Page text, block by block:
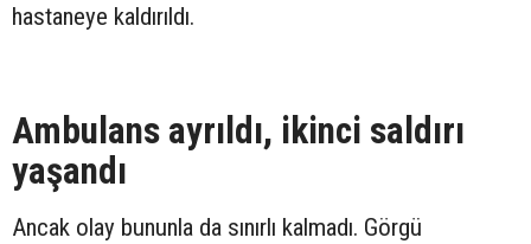
hastaneye kaldırıldı.
Ambulans ayrıldı, ikinci saldırı
yaşandı
Ancak olay bununla da sınırlı kalmadı. Görgü